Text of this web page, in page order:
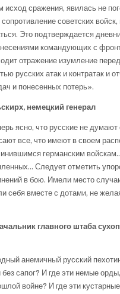
исход сражения, явилась не
советских
Это подтверждается
командующих с
отражение изумление
русских атак и контратак и
и понесенных потерь».
немецкий генерал
ясно, что русские не думают
все, что имеют в своем
германским
Следует отметить
в бою. Имели место
себя вместе с дотами, не
главного штаба
анемичный русский
сапог? И где эти немые
войне? И где эти